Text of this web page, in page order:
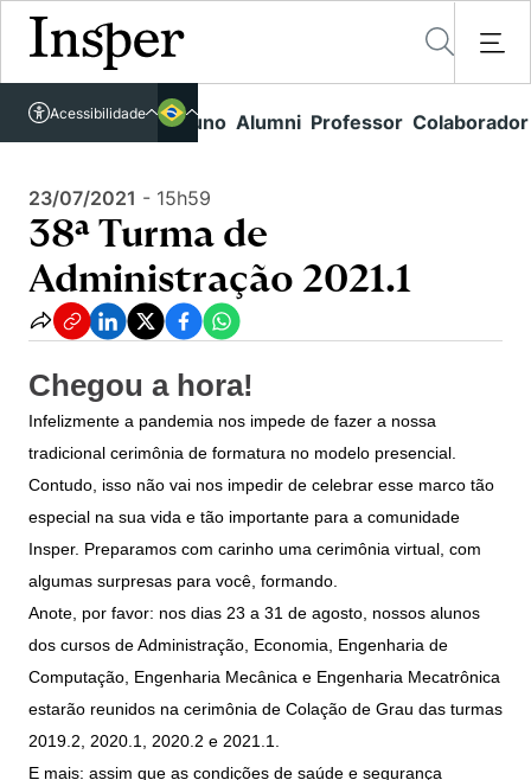
Links rápidos Aluno Alumni Professor Colaborador
Acessibilidade
Acessível em libras
Vestibular
Graduação
Engenharia de Computação
Pós-Graduação
Educação Executiva
Busca por Áreas de Conhecimento
Quem Somos
Campus
Student Life
Núcleo de Carreiras
Hub de Inovação e Empreendedorismo
Como funciona
Prêmio Duda Ermírio de Moraes
Oportunidade de Negócios
Women in Action
Trabalhe conosco
Sala de Imprensa
Comunidade Transforme
Missão
Lista de doadores
Pesquisa
Pesquisa no Insper
Centros de Conhecimento
Centro de Dados e IA
Biblioteca Telles
Repositório Institucional
Seminários Acadêmicos
Comitê de Ética em Pesquisa
Conteúdos
Carreiras e Cursos
Eventos
Newsletters
Notícias
Youtube
Instagram
Linkedin
Unidades Acadêmicas
Gestão e Economia
Engenharia e Ciência da Computação
Direito
Corpo Docente
Busca por docentes
Prêmios de Excelência
Fale Conosco
Atendimento
Canal de Ética
Ouvidoria
Insper - Home Page\Agenda de Eventos - arquivo \
38ª Turma de Administração 2021.1
23/07/2021 - 15h59
38ª Turma de
Administração 2021.1
Chegou a hora!
Infelizmente a pandemia nos impede de fazer a nossa
tradicional cerimônia de formatura no modelo presencial.
Contudo, isso não vai nos impedir de celebrar esse marco tão
especial na sua vida e tão importante para a comunidade
Insper. Preparamos com carinho uma cerimônia virtual, com
algumas surpresas para você, formando.
Anote, por favor: nos dias 23 a 31 de agosto, nossos alunos
dos cursos de Administração, Economia, Engenharia de
Computação, Engenharia Mecânica e Engenharia Mecatrônica
estarão reunidos na cerimônia de Colação de Grau das turmas
2019.2, 2020.1, 2020.2 e 2021.1.
E mais: assim que as condições de saúde e segurança